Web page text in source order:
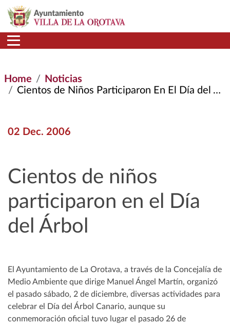
Skip to main content
Home
Noticias
Cientos de Niños Participaron En El Día del Árbol
02 Dec. 2006
Cientos de niños
participaron en el Día
del Árbol
El Ayuntamiento de La Orotava, a través de la Concejalía de
Medio Ambiente que dirige Manuel Ángel Martín, organizó
el pasado sábado, 2 de diciembre, diversas actividades para
celebrar el Día del Árbol Canario, aunque su
conmemoración oficial tuvo lugar el pasado 26 de